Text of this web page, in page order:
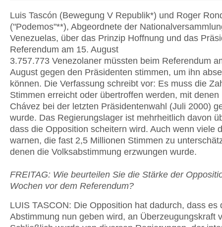
Luis Tascón (Bewegung V Republik*) und Roger
("Podemos"**), Abgeordnete der
Venezuelas, über das Prinzip Hoffnung und das
Referendum am 15. August
3.757.773 Venezolaner müssten beim Referendum
August gegen den Präsidenten stimmen, um ihn
können. Die Verfassung schreibt vor: Es muss die
Stimmen erreicht oder übertroffen werden, mit denen
Chávez bei der letzten Präsidentenwahl (Juli 2000)
wurde. Das Regierungslager ist mehrheitlich davon
dass die Opposition scheitern wird. Auch wenn viele
warnen, die fast 2,5 Millionen Stimmen zu
denen die Volksabstimmung erzwungen wurde.
FREITAG: Wie beurteilen Sie die Stärke der
Wochen vor dem Referendum?
LUIS TASCON: Die Opposition hat dadurch, dass es
Abstimmung nun geben wird, an Überzeugungskraft